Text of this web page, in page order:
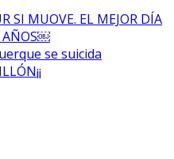
SI MUOVE. EL MEJOR DÍA
AÑOS￼
se suicida